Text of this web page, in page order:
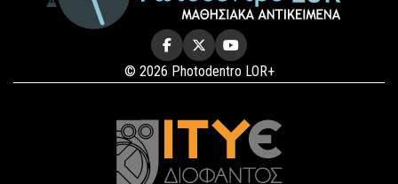
© 2026 Photodentro LOR+